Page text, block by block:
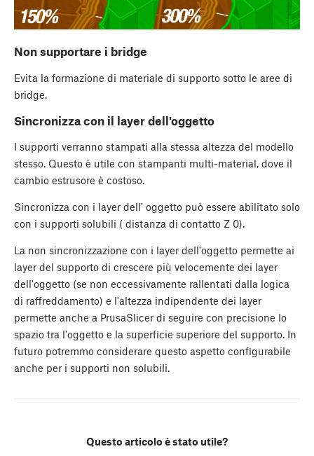
Non supportare i bridge
Evita la formazione di materiale di supporto sotto le aree di
bridge.
Sincronizza con il layer dell'oggetto
I supporti verranno stampati alla stessa altezza del modello
stesso. Questo è utile con stampanti multi-material, dove il
cambio estrusore è costoso.
Sincronizza con i layer dell' oggetto può essere abilitato solo
con i supporti solubili ( distanza di contatto Z 0).
La non sincronizzazione con i layer dell'oggetto permette ai
layer del supporto di crescere più velocemente dei layer
dell'oggetto (se non eccessivamente rallentati dalla logica
di raffreddamento) e l'altezza indipendente dei layer
permette anche a PrusaSlicer di seguire con precisione lo
spazio tra l'oggetto e la superficie superiore del supporto. In
futuro potremmo considerare questo aspetto configurabile
anche per i supporti non solubili.
Questo articolo è stato utile?